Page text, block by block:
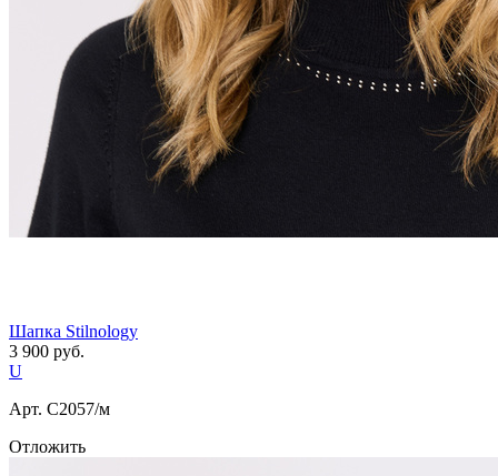
Шапка Stilnology
3 900 руб.
U
Арт. С2057/м
Отложить